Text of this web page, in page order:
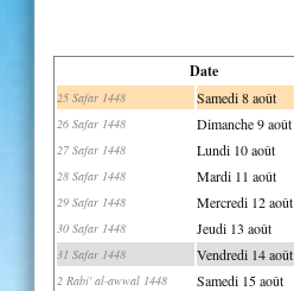
Date
25 Safar 1448 Samedi 8 août
26 Safar 1448 Dimanche 9 août
27 Safar 1448 Lundi 10 août
28 Safar 1448 Mardi 11 août
29 Safar 1448 Mercredi 12 août
30 Safar 1448 Jeudi 13 août
31 Safar 1448 Vendredi 14 août
2 Rabi' al-awwal 1448 Samedi 15 août